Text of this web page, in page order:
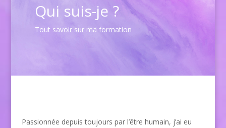
Qui suis-je ?
Tout savoir sur ma formation
Passionnée depuis toujours par l’être humain, j’ai eu